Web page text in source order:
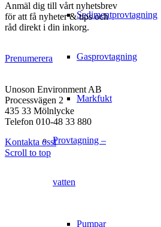
Sedimentprovtagning
Gasprovtagning
Markfukt
Provtagning –
vatten
Pumpar
Anmäl dig till vårt nyhetsbrev
för att få nyheter & tips och
råd direkt i din inkorg.
Prenumerera
Unoson Environment AB
Processvägen 2
435 33 Mölnlycke
Telefon 010-48 33 880
Kontakta ossl
Scroll to top